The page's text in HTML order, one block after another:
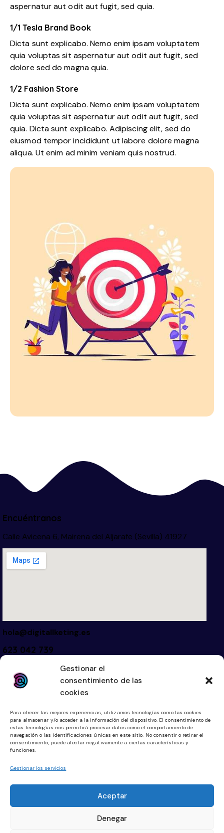
Gestionar el
consentimiento de las
cookies
Para ofrecer las mejores experiencias, utilizamos tecnologías como las cookies
para almacenar y/o acceder a la información del dispositivo. El consentimiento de
estas tecnologías nos permitirá procesar datos como el comportamiento de
navegación o las identificaciones únicas en este sitio. No consentir o retirar el
consentimiento, puede afectar negativamente a ciertas características y
funciones.
Gestionar los servicios
Aceptar
Denegar
aspernatur aut odit aut fugit, sed quia.
1/1 Tesla Brand Book
Dicta sunt explicabo. Nemo enim ipsam voluptatem
quia voluptas sit aspernatur aut odit aut fugit, sed
dolore sed do magna quia.
1/2 Fashion Store
Dicta sunt explicabo. Nemo enim ipsam voluptatem
quia voluptas sit aspernatur aut odit aut fugit, sed
quia. Dicta sunt explicabo. Adipiscing elit, sed do
eiusmod tempor incididunt ut labore dolore magna
aliqua. Ut enim ad minim veniam quis nostrud.
Encuéntranos
Calle Avicena 6, Mairena del Aljarafe (Sevilla) 41927
hola@digitallketing.es
623 042 739
Links
Diseño Web
Tienda Online
Community Manager
Legal
Política de Cookies
Política de Privacidad
Redes Sociales
Facebook